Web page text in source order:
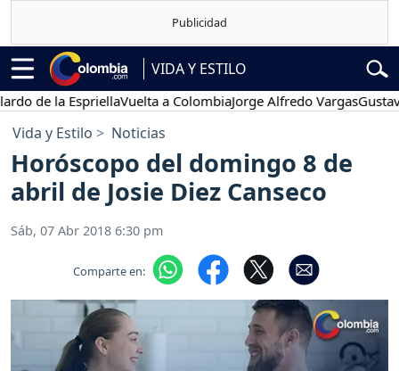
VIDA Y ESTILO
la EspriellaVuelta a ColombiaJorge Alfredo VargasGustavo
Vida y Estilo Noticias
Horóscopo del domingo 8 de
abril de Josie Diez Canseco
Sáb, 07 Abr 2018 6:30 pm
Comparte en: